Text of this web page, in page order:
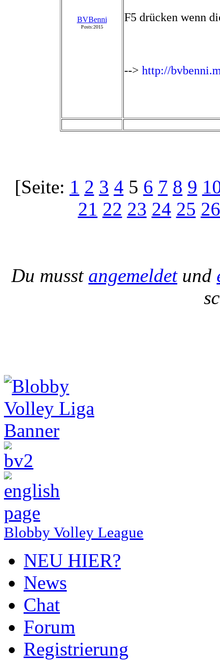
BVBenni
Posts:2015
F5 drücken wenn
--> http://
[Seite: 1 2 3 4 5 6 7 8 9
21 22 23 24 25 26
Du musst angemeldetund
Blobby Volley League
NEU HIER?
News
Chat
Forum
Registrierung